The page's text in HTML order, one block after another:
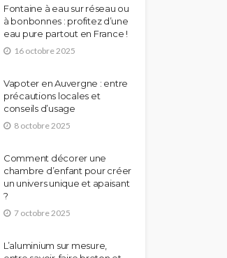
Fontaine à eau sur réseau ou
à bonbonnes : profitez d’une
eau pure partout en France !
16 octobre 2025
Vapoter en Auvergne : entre
précautions locales et
conseils d’usage
8 octobre 2025
Comment décorer une
chambre d’enfant pour créer
un univers unique et apaisant
?
7 octobre 2025
L’aluminium sur mesure,